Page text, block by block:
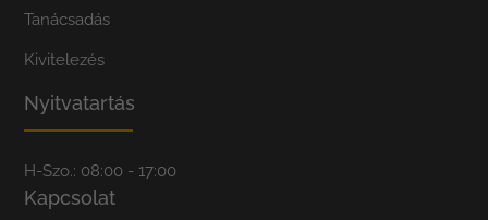
Tanácsadás
Kivitelezés
Nyitvatartás
H-Szo.: 08:00 - 17:00
Kapcsolat